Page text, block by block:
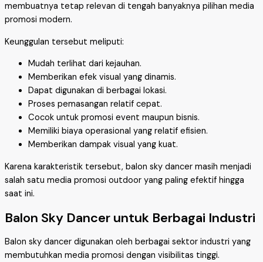
membuatnya tetap relevan di tengah banyaknya pilihan media
promosi modern.
Keunggulan tersebut meliputi:
Mudah terlihat dari kejauhan.
Memberikan efek visual yang dinamis.
Dapat digunakan di berbagai lokasi.
Proses pemasangan relatif cepat.
Cocok untuk promosi event maupun bisnis.
Memiliki biaya operasional yang relatif efisien.
Memberikan dampak visual yang kuat.
Karena karakteristik tersebut, balon sky dancer masih menjadi
salah satu media promosi outdoor yang paling efektif hingga
saat ini.
Balon Sky Dancer untuk Berbagai Industri
Balon sky dancer digunakan oleh berbagai sektor industri yang
membutuhkan media promosi dengan visibilitas tinggi.